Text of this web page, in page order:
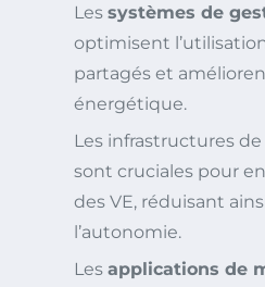
Les systèmes de
optimisent
partagés et
énergétique.
Les infrastructures de
sont cruciales pour
des VE, réduisant
l’autonomie.
Les applications de